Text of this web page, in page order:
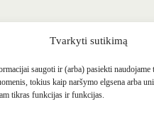
Tvarkyti sutikimą
saugoti ir (arba) pasiekti
tokius kaip naršymo elgsena arba
tikras funkcijas ir funkcijas.